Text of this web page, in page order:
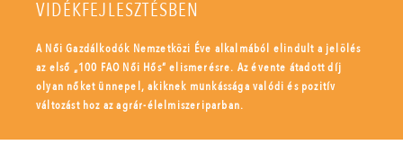
VIDÉKFEJLESZTÉSBEN
A Női Gazdálkodók Nemzetközi Éve alkalmából elindult a jelölés
az első „100 FAO Női Hős” elismerésre. Az évente átadott díj
olyan nőket ünnepel, akiknek munkássága valódi és pozitív
változást hoz az agrár-élelmiszeriparban.